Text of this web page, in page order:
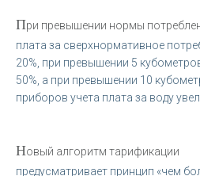
При превышении нормы
плата за сверхнормативное
20%, при превышении 5
50%, а при превышении 10
приборов учета плата за воду
Новый алгоритм тарификации
предусматривает принцип «чем